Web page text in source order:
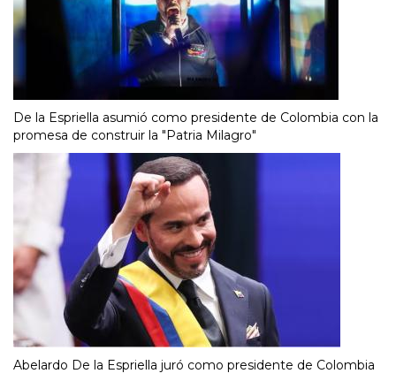
De la Espriella asumió como presidente de Colombia con la
promesa de construir la "Patria Milagro"
Abelardo De la Espriella juró como presidente de Colombia